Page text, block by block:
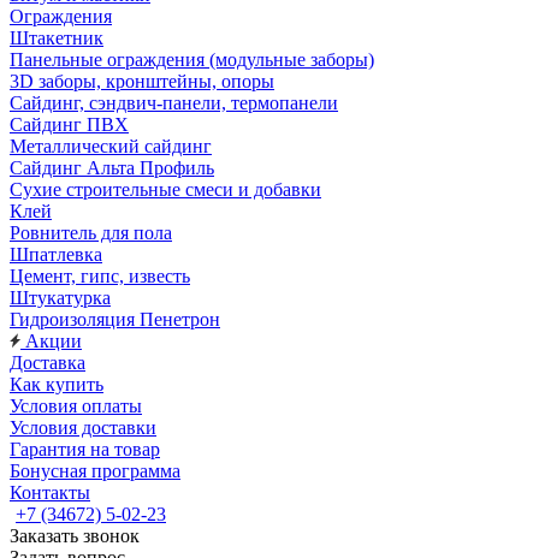
Ограждения
Штакетник
Панельные ограждения (модульные заборы)
3D заборы, кронштейны, опоры
Cайдинг, сэндвич-панели, термопанели
Сайдинг ПВХ
Металлический сайдинг
Сайдинг Альта Профиль
Сухие строительные смеси и добавки
Клей
Ровнитель для пола
Шпатлевка
Цемент, гипс, известь
Штукатурка
Гидроизоляция Пенетрон
Акции
Доставка
Как купить
Условия оплаты
Условия доставки
Гарантия на товар
Бонусная программа
Контакты
+7 (34672) 5-02-23
Заказать звонок